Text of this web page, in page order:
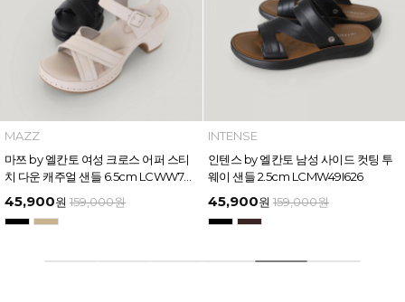
MAZZ
마쯔 by 엘칸토 여성 크로스 어퍼 스티
치 다운 캐주얼 샌들 6.5cm LCWW70
M626
45,900원 159,000원
INTENSE
인텐스 by 엘칸토 남성 사이드 컷팅 투
웨이 샌들 2.5cm LCMW49I626
45,900원 159,000원